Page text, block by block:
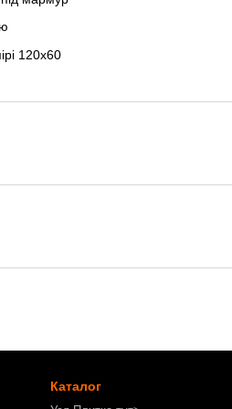
120х60
Каталог